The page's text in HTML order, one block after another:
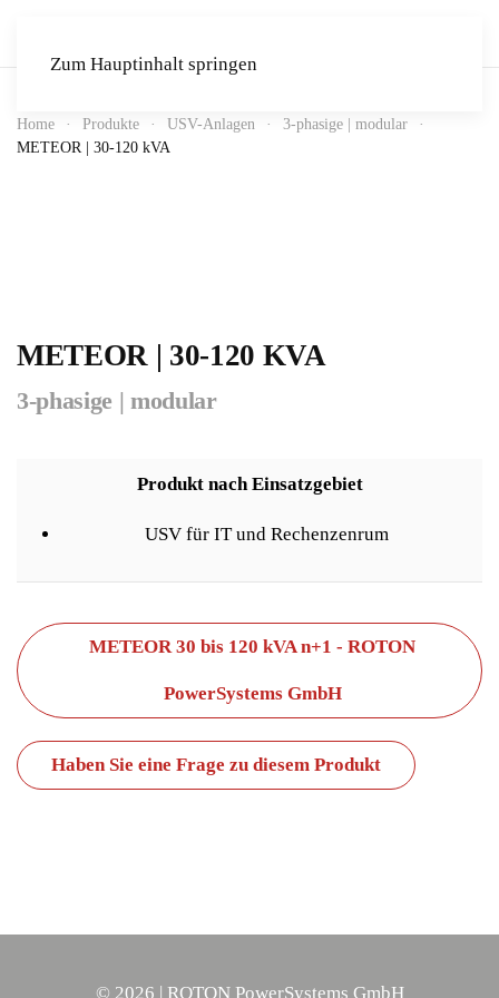
Zum Hauptinhalt springen
Home Produkte USV-Anlagen
3-phasige | modular
METEOR | 30-120 kVA
METEOR | 30-120 KVA
3-phasige | modular
Produkt nach Einsatzgebiet
USV für IT und Rechenzenrum
METEOR 30 bis 120 kVA n+1 - ROTON
PowerSystems GmbH
Haben Sie eine Frage zu diesem Produkt
© 2026 | ROTON PowerSystems GmbH